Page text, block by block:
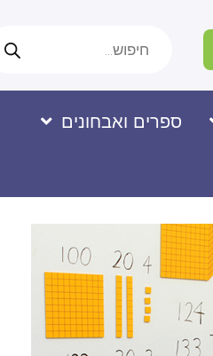
ספרים ואבחונים